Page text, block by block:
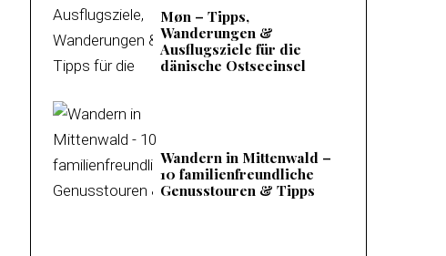
Møn – Tipps,
Wanderungen &
Ausflugsziele für die
dänische Ostseeinsel
Wandern in Mittenwald –
10 familienfreundliche
Genusstouren & Tipps